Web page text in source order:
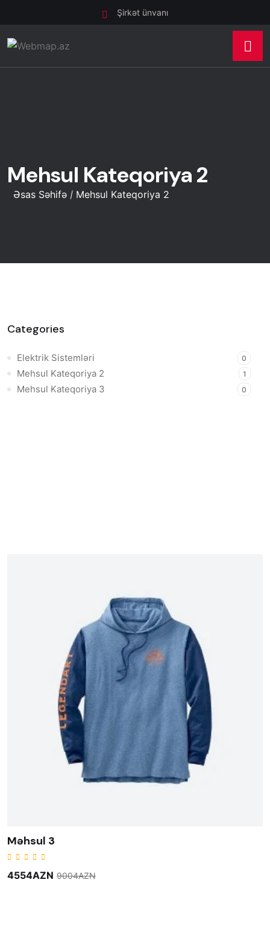
Şirkət ünvanı
Mehsul Kateqoriya 2
Əsas Səhifə / Mehsul Kateqoriya 2
Categories
Elektrik Sistemləri 0
Mehsul Kateqoriya 2 1
Mehsul Kateqoriya 3 0
Məhsul 3
4554AZN 9004AZN